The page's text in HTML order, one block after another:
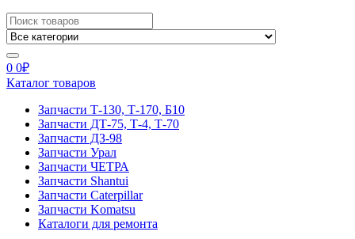
Search
for:
0 0₽
Каталог товаров
Запчасти Т-130, Т-170, Б10
Запчасти ДТ-75, Т-4, Т-70
Запчасти ДЗ-98
Запчасти Урал
Запчасти ЧЕТРА
Запчасти Shantui
Запчасти Caterpillar
Запчасти Komatsu
Каталоги для ремонта